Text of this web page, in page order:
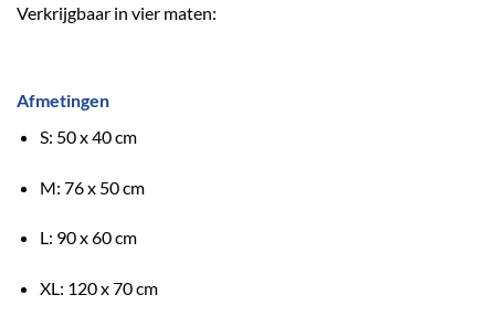
Verkrijgbaar in vier maten:
Afmetingen
S: 50 x 40 cm
M: 76 x 50 cm
L: 90 x 60 cm
XL: 120 x 70 cm